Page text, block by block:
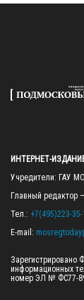
ИНТЕРНЕТ-
Учредители: ГАУ
Главный редактор
Тел.: +7(495)223-35-
E-mail:
Зарегистрировано
информационных
номер ЭЛ № ФС77-